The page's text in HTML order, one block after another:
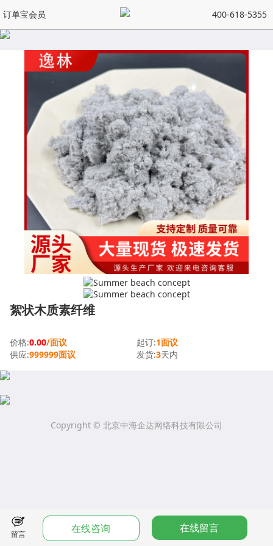
订单宝会员 400-618-5355
絮状木质素纤维
价格:0.00/面议 起订:1面议
供应:999999面议 发货:3天内
留言 在线咨询 在线留言
Copyright © 北京中海企达网络科技有限公司